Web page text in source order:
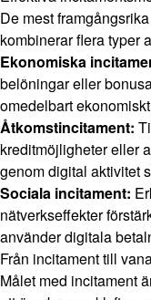
De mest
kombinerar flera typer
Ekonomiska
belöningar eller
omedelbart
Åtkomstincitament:
kreditmöjligheter eller
genom digital aktivitet
Sociala incitament:
nätverkseffekter
använder digitala
Från incitament till
Målet med incitament